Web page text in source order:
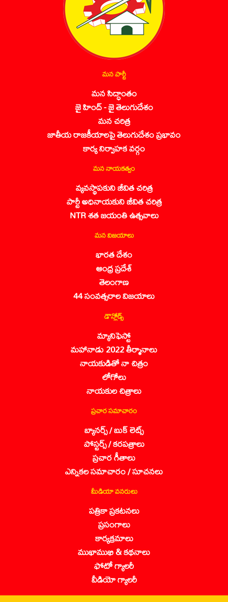
మన పార్టీ
మన సిద్ధాంతం
జై హింద్ - జై తెలుగుదేశం
మన చరిత్ర
జాతీయ రాజకీయాలపై తెలుగుదేశం ప్రభావం
కార్య నిర్వాహక వర్గం
మన నాయకత్వం
వ్యవస్థాపకుని జీవిత చరిత్ర
పార్టీ అధినాయకుని జీవిత చరిత్ర
NTR శత జయంతి ఉత్సవాలు
మన విజయాలు
భారత దేశం
ఆంధ్ర ప్రదేశ్
తెలంగాణ
44 సంవత్సరాల విజయాలు
డౌన్లోడ్స్
మ్యానిఫెస్టో
మహానాడు 2022 తీర్మానాలు
నాయకుడితో నా చిత్రం
లోగోలు
నాయకుల చిత్రాలు
ప్రచార సమాచారం
బ్యానర్స్ / బుక్ లెట్స్
పోస్టర్స్ / కరపత్రాలు
ప్రచార గీతాలు
ఎన్నికల సమాచారం / సూచనలు
మీడియా వనరులు
పత్రికా ప్రకటనలు
ప్రసంగాలు
కార్యక్రమాలు
ముఖాముఖి & కథనాలు
ఫోటో గ్యాలరీ
వీడియో గ్యాలరీ